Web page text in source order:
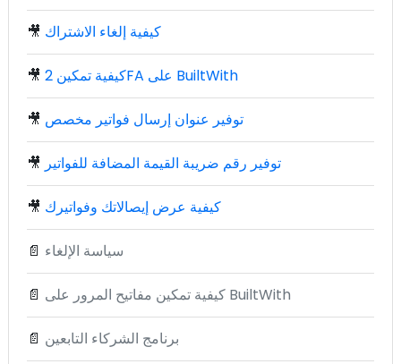
🎥 كيفية إلغاء الاشتراك
🎥 كيفية تمكين 2FA على BuiltWith
🎥 توفير عنوان إرسال فواتير مخصص
🎥 توفير رقم ضريبة القيمة المضافة للفواتير
🎥 كيفية عرض إيصالاتك وفواتيرك
📄 سياسة الإلغاء
📄 كيفية تمكين مفاتيح المرور على BuiltWith
📄 برنامج الشركاء التابعين